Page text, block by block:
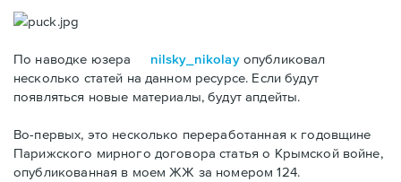
По наводке юзера nilsky_nikolayопубликовал
несколько статей на данном ресурсе. Если будут
появляться новые материалы, будут апдейты.
Во-первых, это несколько переработанная к годовщине
Парижского мирного договора статья о Крымской войне,
опубликованная в моем ЖЖ за номером 124.